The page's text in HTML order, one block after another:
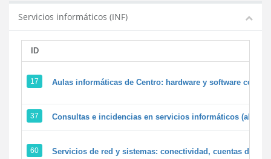
Servicios informáticos (INF)
ID
17 Aulas informáticas de Centro: hardware y software
37 Consultas e incidencias en servicios informáticos
60 Servicios de red y sistemas: conectividad, cuentas de